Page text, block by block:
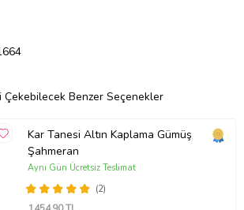
Çekebilecek Benzer Seçenekler
Kar Tanesi Altın Kaplama Gümüş
Şahmeran
(2)
Aynı Gün Ücretsiz Teslimat